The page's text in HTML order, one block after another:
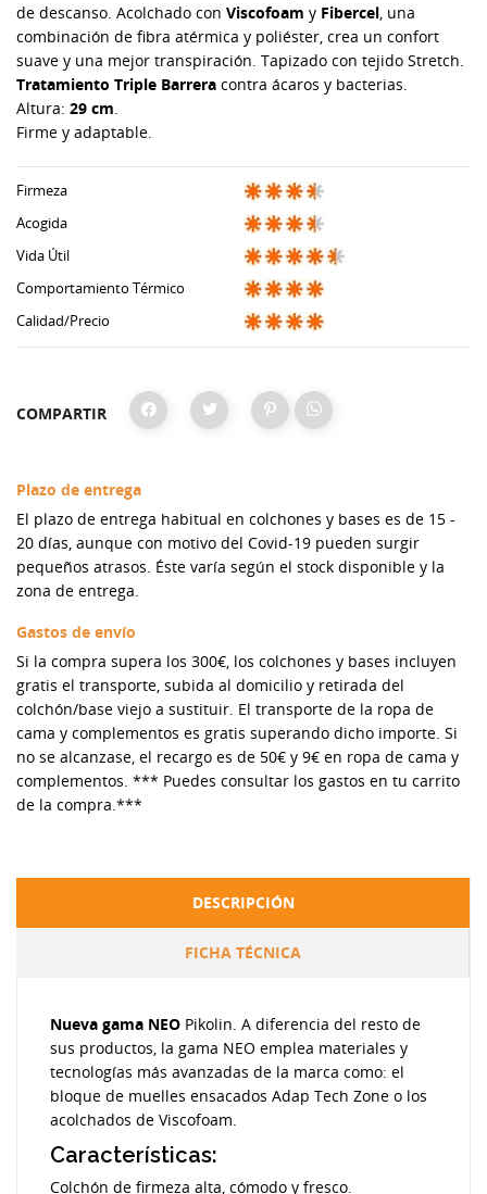
de descanso. Acolchado con Viscofoam y Fibercel, una
combinación de fibra atérmica y poliéster, crea un confort
suave y una mejor transpiración. Tapizado con tejido Stretch.
Tratamiento Triple Barrera contra ácaros y bacterias.
Altura: 29 cm.
Firme y adaptable.
Firmeza
Acogida
Vida Útil
Comportamiento Térmico
Calidad/Precio
COMPARTIR
Plazo de entrega
El plazo de entrega habitual en colchones y bases es de 15 -
20 días, aunque con motivo del Covid-19 pueden surgir
pequeños atrasos. Éste varía según el stock disponible y la
zona de entrega.
Gastos de envío
Si la compra supera los 300€, los colchones y bases incluyen
gratis el transporte, subida al domicilio y retirada del
colchón/base viejo a sustituir. El transporte de la ropa de
cama y complementos es gratis superando dicho importe. Si
no se alcanzase, el recargo es de 50€ y 9€ en ropa de cama y
complementos. *** Puedes consultar los gastos en tu carrito
de la compra.***
DESCRIPCIÓN
FICHA TÉCNICA
Nueva gama NEO Pikolin. A diferencia del resto de
sus productos, la gama NEO emplea materiales y
tecnologías más avanzadas de la marca como: el
bloque de muelles ensacados Adap Tech Zone o los
acolchados de Viscofoam.
Características:
Colchón de firmeza alta, cómodo y fresco.